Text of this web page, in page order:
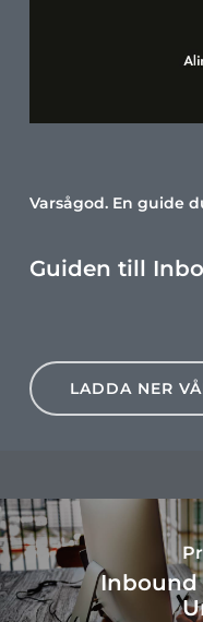
Varsågod. En guide
Guiden till
LADDA NER
Inbound